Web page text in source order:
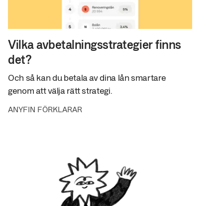
Vilka avbetalningsstrategier finns
det?
Och så kan du betala av dina lån smartare
genom att välja rätt strategi.
ANYFIN FÖRKLARAR